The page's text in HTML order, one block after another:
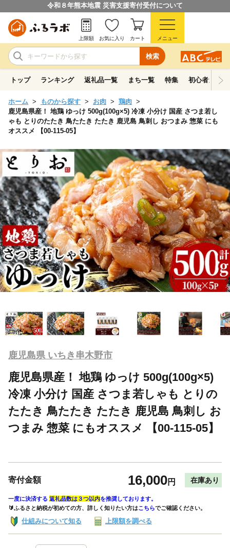
令和８年熊本地震 災害支援寄付受付について
検索
上限額 お気に入り カート メニュー
トップ ランキング 返礼品一覧 まち一覧 特集 初心者ガイド
ホーム ものから探す お肉
鶏肉
鹿児島県産！ 地鶏 ゆっけ 500g(100g×5) 冷凍 小分け 国産 さつま若し
ゃも とりのたたき 鳥たたき たたき 鹿児島 鳥刺し おつまみ 惣菜 にも
オススメ 【00-115-05】
鹿児島県 いちき串木野市
鹿児島県産！ 地鶏 ゆっけ 500g(100g×5)
冷凍 小分け 国産 さつま若しゃも とりの
たたき 鳥たたき たたき 鹿児島 鳥刺し お
つまみ 惣菜 にもオススメ 【00-115-05】
寄付金額 16,000円 在庫あり
一度に決済する 返礼品数は３つ以内を推奨しております。
🔰ふるさと納税が初めての方、詳しく知りたい方はこちらでご確認ください。
仕組みについて知る 上限額を調べる